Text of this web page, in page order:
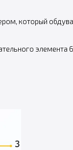
который
элемента